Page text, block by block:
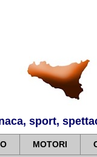
sport,
MOTORI